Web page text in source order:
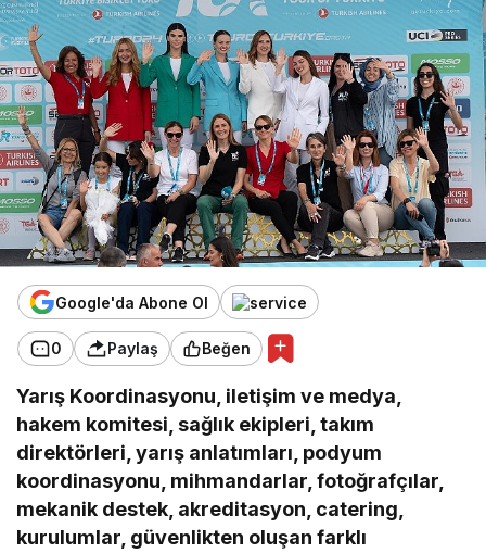
Google'da Abone Ol
0 Paylaş Beğen
Yarış Koordinasyonu, iletişim ve medya,
hakem komitesi, sağlık ekipleri, takım
direktörleri, yarış anlatımları, podyum
koordinasyonu, mihmandarlar, fotoğrafçılar,
mekanik destek, akreditasyon, catering,
kurulumlar, güvenlikten oluşan farklı